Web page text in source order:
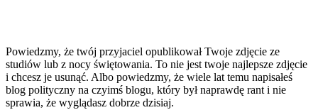
Powiedzmy, że twój przyjaciel opublikował Twoje zdjęcie ze
studiów lub z nocy świętowania. To nie jest twoje najlepsze zdjęcie
i chcesz je usunąć. Albo powiedzmy, że wiele lat temu napisałeś
blog polityczny na czyimś blogu, który był naprawdę rant i nie
sprawia, że wyglądasz dobrze dzisiaj.